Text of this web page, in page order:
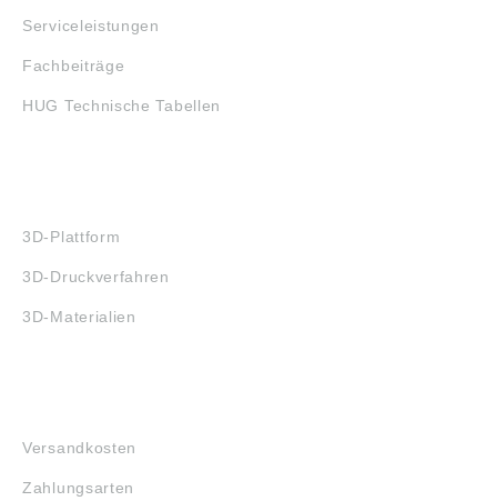
Serviceleistungen
Fachbeiträge
HUG Technische Tabellen
3D-Plattform
3D-Druckverfahren
3D-Materialien
Versandkosten
Zahlungsarten